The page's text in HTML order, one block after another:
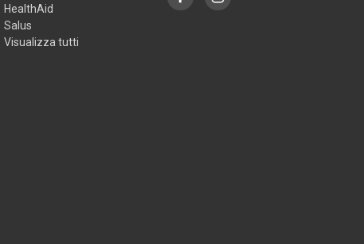
HealthAid
Salus
Visualizza tutti